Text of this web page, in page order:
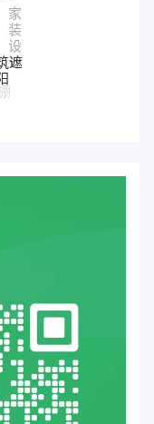
家
装
设
计
遮